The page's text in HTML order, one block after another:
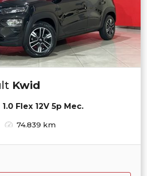
Kwid
Flex 12V 5p Mec.
74.839 km